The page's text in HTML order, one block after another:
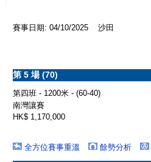
賽事日期: 04/10/2025 沙田
第 5 場 (70)
第四班 - 1200米 - (60-40)
南灣讓賽
HK$ 1,170,000
全方位賽事重溫 餘勢分析